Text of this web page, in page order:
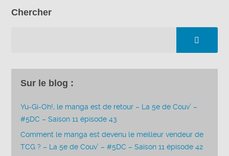
Chercher
Sur le blog :
Yu-Gi-Oh!, le manga est de retour – La 5e de Couv’ –
#5DC – Saison 11 épisode 43
Comment le manga est devenu le meilleur vendeur de
TCG ? – La 5e de Couv’ – #5DC – Saison 11 épisode 42